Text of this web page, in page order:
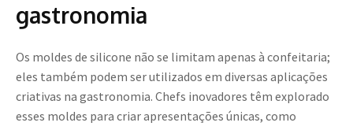
gastronomia
Os moldes de silicone não se limitam apenas à confeitaria;
eles também podem ser utilizados em diversas aplicações
criativas na gastronomia. Chefs inovadores têm explorado
esses moldes para criar apresentações únicas, como